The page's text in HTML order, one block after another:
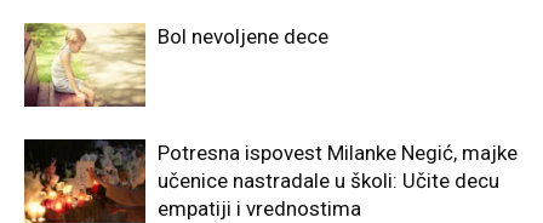
Bol nevoljene dece
Potresna ispovest Milanke Negić, majke
učenice nastradale u školi: Učite decu
empatiji i vrednostima